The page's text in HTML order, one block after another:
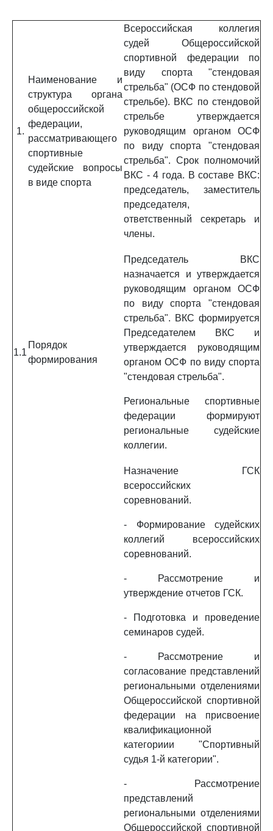
1.
Наименование и
структура органа
общероссийской
федерации,
рассматривающего
спортивные
судейские вопросы
в виде спорта
Всероссийская коллегия
судей Общероссийской
спортивной федерации по
виду спорта "стендовая
стрельба" (ОСФ по стендовой
стрельбе). ВКС по стендовой
стрельбе утверждается
руководящим органом ОСФ
по виду спорта "стендовая
стрельба". Срок полномочий
ВКС - 4 года. В составе ВКС:
председатель, заместитель
председателя,
ответственный секретарь и
члены.
1.1
Порядок
формирования
Председатель ВКС
назначается и утверждается
руководящим органом ОСФ
по виду спорта "стендовая
стрельба". ВКС формируется
Председателем ВКС и
утверждается руководящим
органом ОСФ по виду спорта
"стендовая стрельба".
Региональные спортивные
федерации формируют
региональные судейские
коллегии.
Назначение ГСК
всероссийских
соревнований.
- Формирование судейских
коллегий всероссийских
соревнований.
- Рассмотрение и
утверждение отчетов ГСК.
- Подготовка и проведение
семинаров судей.
- Рассмотрение и
согласование представлений
региональными отделениями
Общероссийской спортивной
федерации на присвоение
квалификационной
категориии "Спортивный
судья 1-й категории".
- Рассмотрение
представлений
региональными отделениями
Общероссийской спортивной